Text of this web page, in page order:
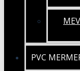
PVC